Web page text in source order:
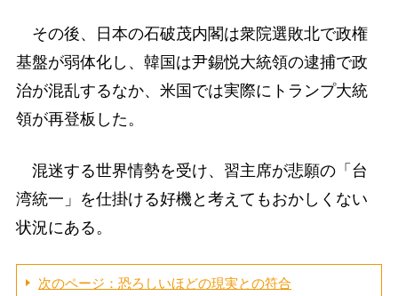
その後、日本の石破茂内閣は衆院選敗北で政権
基盤が弱体化し、韓国は尹錫悦大統領の逮捕で政
治が混乱するなか、米国では実際にトランプ大統
領が再登板した。
混迷する世界情勢を受け、習主席が悲願の「台
湾統一」を仕掛ける好機と考えてもおかしくない
状況にある。
次のページ：恐ろしいほどの現実との符合